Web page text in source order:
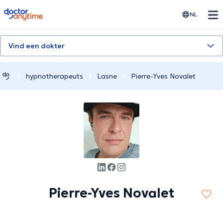
doctoranytime NL
Vind een dokter
hypnotherapeuts Lasne Pierre-Yves Novalet
Pierre-Yves Novalet